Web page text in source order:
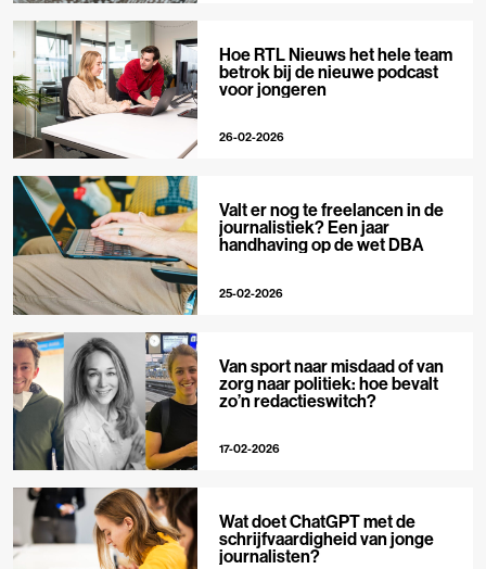
Hoe RTL Nieuws het hele team
betrok bij de nieuwe podcast
voor jongeren
26-02-2026
Valt er nog te freelancen in de
journalistiek? Een jaar
handhaving op de wet DBA
25-02-2026
Van sport naar misdaad of van
zorg naar politiek: hoe bevalt
zo’n redactieswitch?
17-02-2026
Wat doet ChatGPT met de
schrijfvaardigheid van jonge
journalisten?